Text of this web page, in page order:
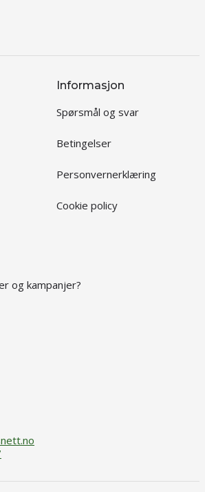
Informasjon
Spørsmål og svar
Betingelser
Personvernerklæring
Cookie policy
og kampanjer?